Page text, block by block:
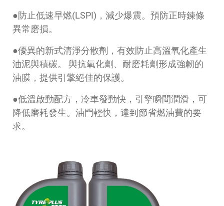
●防止低速早燃(LSPI)，減少爆震。預防正時鍊條
異常磨損。
●優異的新式清淨分散劑，有效防止高溫氧化產生
油泥與積碳。 與抗氧化劑、耐磨耗劑形成強韌的
油膜，提供引擎絕佳的保護。
●低溫啟動配方，冷車發動快，引擎瞬間潤滑，可
降低磨耗發生。油門輕快，達到節省燃油費的要
求。